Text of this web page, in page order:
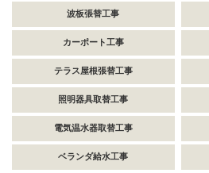
波板張替工事
カーポート工事
テラス屋根張替工事
照明器具取替工事
電気温水器取替工事
ベランダ給水工事